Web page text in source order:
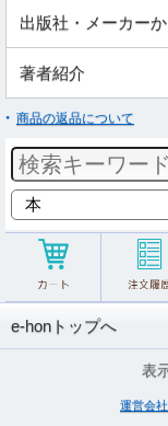
出版社・メーカー
著者紹介
商品の返品について
e-honトップへ
表
運営会